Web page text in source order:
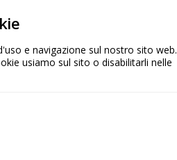
e navigazione sul nostro sito web.
usiamo sul sito o disabilitarli nelle